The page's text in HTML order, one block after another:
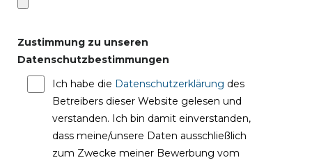
Zustimmung zu unseren
Datenschutzbestimmungen
Ich habe die Datenschutzerklärung des
Betreibers dieser Website gelesen und
verstanden. Ich bin damit einverstanden,
dass meine/unsere Daten ausschließlich
zum Zwecke meiner Bewerbung vom